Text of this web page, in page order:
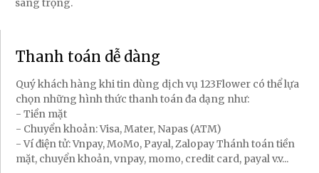
sang trọng.
Thanh toán dễ dàng
Quý khách hàng khi tin dùng dịch vụ 123Flower có thể lựa
chọn những hình thức thanh toán đa dạng như:
- Tiền mặt
- Chuyển khoản: Visa, Mater, Napas (ATM)
- Ví điện tử: Vnpay, MoMo, Payal, Zalopay Thánh toán tiền
mặt, chuyển khoản, vnpay, momo, credit card, payal v.v...